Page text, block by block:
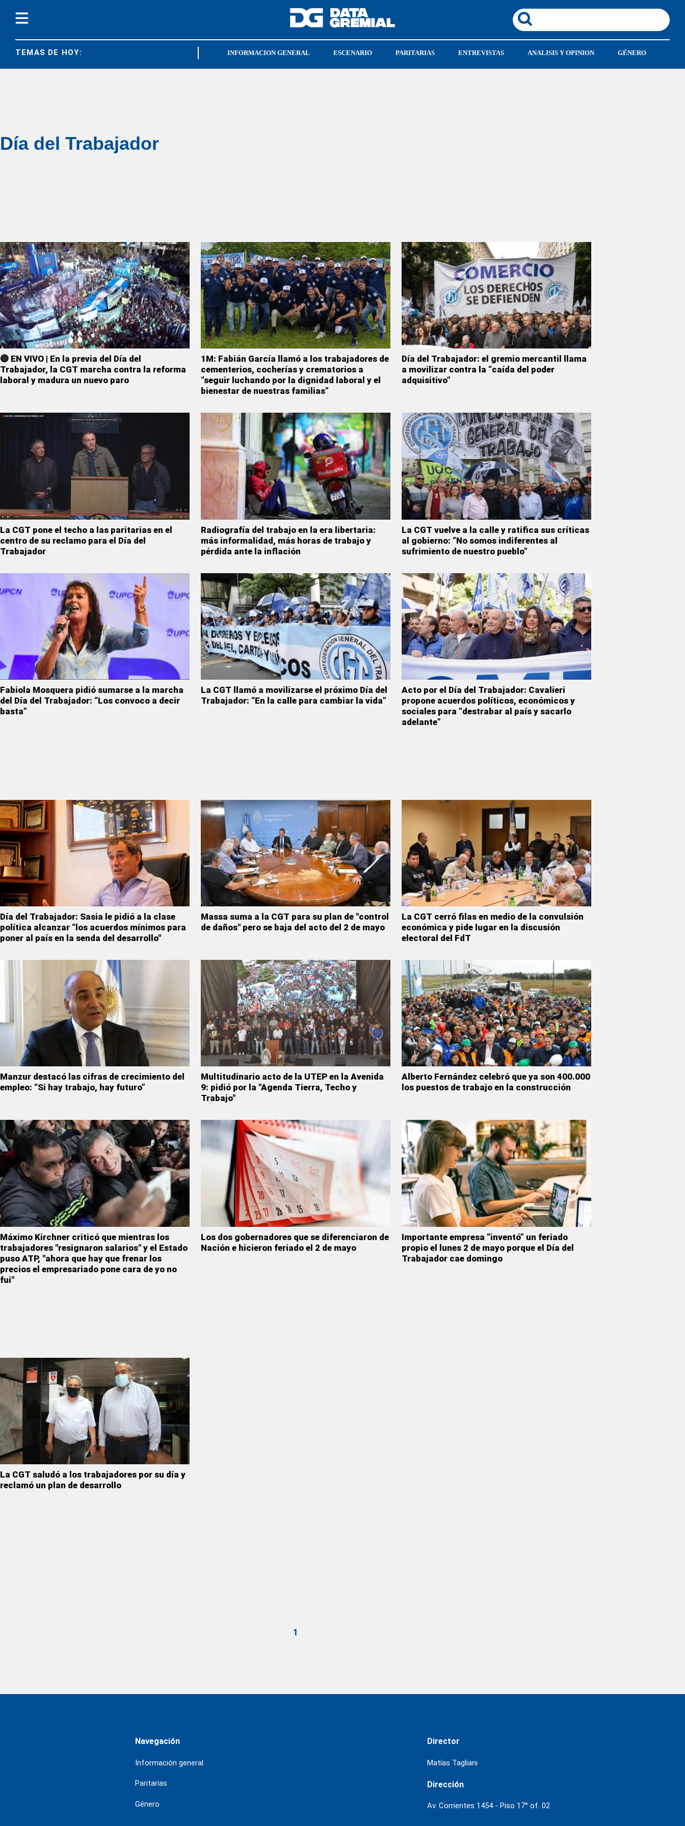
TEMAS DE HOY: DIARCO CRISTIAN JERÓNIMO SOECRA
INFORMACION GENERAL ESCENARIO PARITARIAS ENTREVISTAS ANALISIS Y OPINION GÉNERO
Día del Trabajador
🔴 EN VIVO | En la previa del Día del
Trabajador, la CGT marcha contra la reforma
laboral y madura un nuevo paro
1M: Fabián García llamó a los trabajadores de
cementerios, cocherías y crematorios a
“seguir luchando por la dignidad laboral y el
bienestar de nuestras familias”
Día del Trabajador: el gremio mercantil llama
a movilizar contra la “caída del poder
adquisitivo”
La CGT pone el techo a las paritarias en el
centro de su reclamo para el Día del
Trabajador
Radiografía del trabajo en la era libertaria:
más informalidad, más horas de trabajo y
pérdida ante la inflación
La CGT vuelve a la calle y ratifica sus críticas
al gobierno: “No somos indiferentes al
sufrimiento de nuestro pueblo”
Fabiola Mosquera pidió sumarse a la marcha
del Día del Trabajador: “Los convoco a decir
basta”
La CGT llamó a movilizarse el próximo Día del
Trabajador: “En la calle para cambiar la vida”
Acto por el Día del Trabajador: Cavalieri
propone acuerdos políticos, económicos y
sociales para “destrabar al país y sacarlo
adelante”
Día del Trabajador: Sasia le pidió a la clase
política alcanzar “los acuerdos mínimos para
poner al país en la senda del desarrollo"
Massa suma a la CGT para su plan de "control
de daños" pero se baja del acto del 2 de mayo
La CGT cerró filas en medio de la convulsión
económica y pide lugar en la discusión
electoral del FdT
Manzur destacó las cifras de crecimiento del
empleo: “Si hay trabajo, hay futuro”
Multitudinario acto de la UTEP en la Avenida
9: pidió por la "Agenda Tierra, Techo y
Trabajo"
Alberto Fernández celebró que ya son 400.000
los puestos de trabajo en la construcción
Máximo Kirchner criticó que mientras los
trabajadores "resignaron salarios" y el Estado
puso ATP, "ahora que hay que frenar los
precios el empresariado pone cara de yo no
fui"
Los dos gobernadores que se diferenciaron de
Nación e hicieron feriado el 2 de mayo
Importante empresa “inventó” un feriado
propio el lunes 2 de mayo porque el Día del
Trabajador cae domingo
La CGT saludó a los trabajadores por su día y
reclamó un plan de desarrollo
1
Navegación
Información general
Paritarias
Género
Director
Matías Tagliani
Dirección
Av. Corrientes 1454 - Piso 17° of. 02